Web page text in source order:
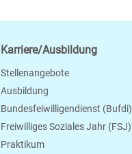
Karriere/Ausbildung
Stellenangebote
Ausbildung
Bundesfeiwilligendienst (Bufdi)
Freiwilliges Soziales Jahr (FSJ)
Praktikum